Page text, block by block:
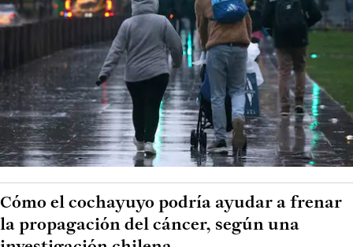
Cómo el cochayuyo podría ayudar a frenar
la propagación del cáncer, según una